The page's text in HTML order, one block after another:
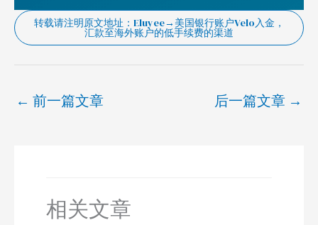
转载请注明原文地址：Eluyee→美国银行账户Velo入金，
汇款至海外账户的低手续费的渠道
← 前一篇文章 后一篇文章 →
相关文章